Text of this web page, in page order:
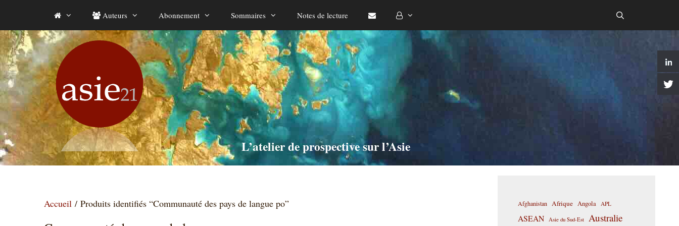
contenu
Auteurs Abonnement Sommaires Notes de lecture
L’atelier de prospective sur l’Asie
Accueil / Produits identifiés “Communauté des pays de langue po” Afghanistan Afrique Angola APL
ASEAN Asie du Sud-Est Australie